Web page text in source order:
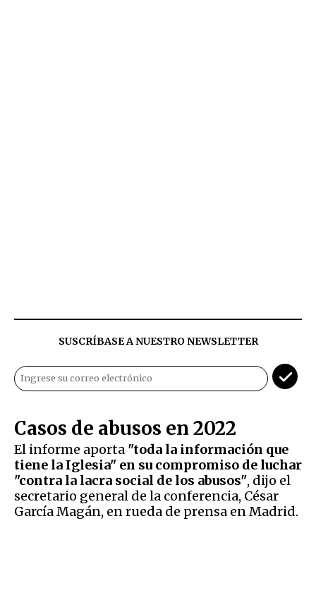
SUSCRÍBASE A NUESTRO NEWSLETTER
Casos de abusos en 2022
El informe aporta "toda la información que
tiene la Iglesia" en su compromiso de luchar
"contra la lacra social de los abusos", dijo el
secretario general de la conferencia, César
García Magán, en rueda de prensa en Madrid.